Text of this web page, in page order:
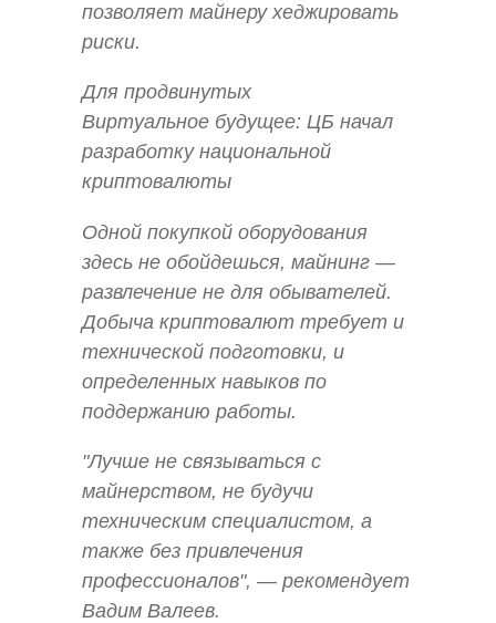
позволяет майнеру хеджировать
риски.
Для продвинутых
Виртуальное будущее: ЦБ начал
разработку национальной
криптовалюты
Одной покупкой оборудования
здесь не обойдешься, майнинг —
развлечение не для обывателей.
Добыча криптовалют требует и
технической подготовки, и
определенных навыков по
поддержанию работы.
"Лучше не связываться с
майнерством, не будучи
техническим специалистом, а
также без привлечения
профессионалов", — рекомендует
Вадим Валеев.